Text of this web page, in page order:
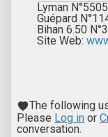
Lyman
Guépard
Bihan 6.50
Site Web:
The following
Please Log in or
conversation.